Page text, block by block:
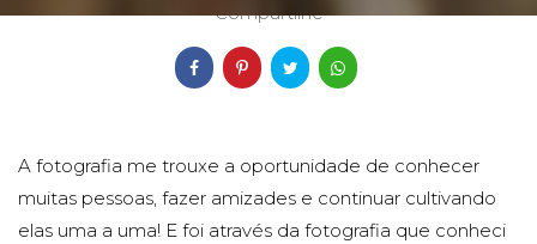
Compartilhe
A fotografia me trouxe a oportunidade de conhecer
muitas pessoas, fazer amizades e continuar cultivando
elas uma a uma! E foi através da fotografia que conheci